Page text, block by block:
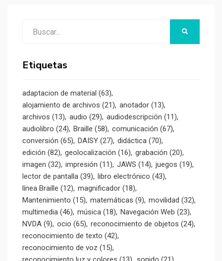
Etiquetas
adaptacion de material (63)
alojamiento de archivos (21) anotador (13)
archivos (13) audio (29) audiodescripción (11)
audiolibro (24) Braille (58) comunicación (67)
conversión (65) DAISY (27) didáctica (70)
edición (82) geolocalización (16) grabación (20)
imagen (32) impresión (11) JAWS (14) juegos (19)
lector de pantalla (39) libro electrónico (43)
línea Braille (12) magnificador (18)
Mantenimiento (15) matemáticas (9) movilidad (32)
multimedia (46) música (18) Navegación Web (23)
NVDA (9) ocio (65) reconocimiento de objetos (24)
reconocimiento de texto (42)
reconocimiento de voz (15)